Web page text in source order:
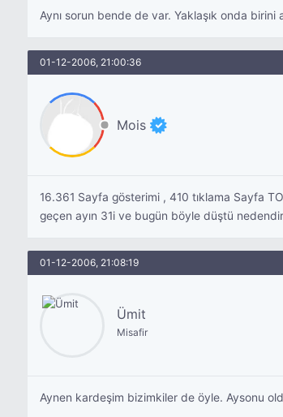
Aynı sorun bende de var. Yaklaşık onda
01-12-2006, 21:00:36
Mois
16.361 Sayfa gösterimi , 410 tıklama Sayfa
geçen ayın 31i ve bugün böyle düştü
01-12-2006, 21:08:19
Ümit
Misafir
Aynen kardeşim bizimkiler de öyle. Aysonu